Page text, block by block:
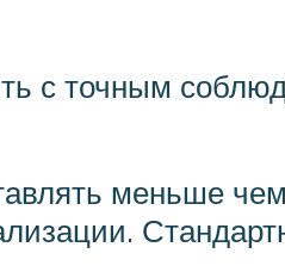
с точным
меньше